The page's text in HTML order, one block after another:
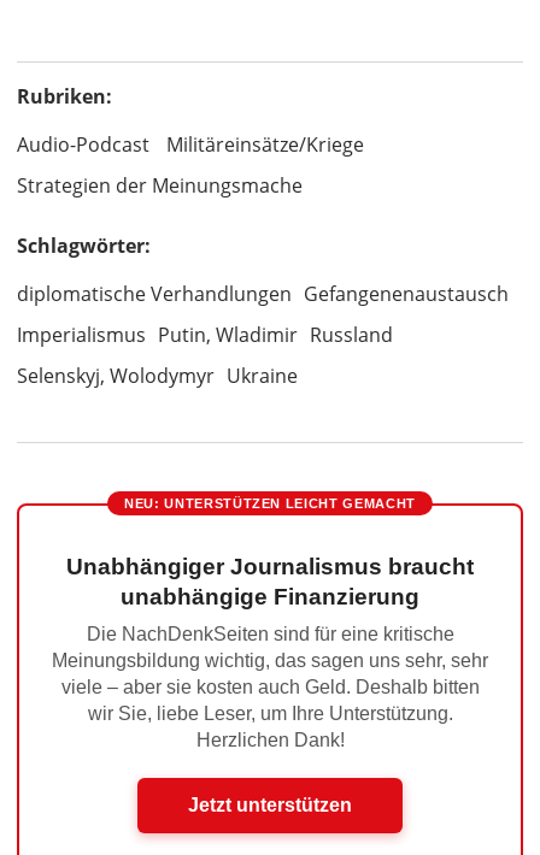
Rubriken:
Audio-Podcast
Militäreinsätze/Kriege
Strategien der Meinungsmache
Schlagwörter:
diplomatische Verhandlungen Gefangenenaustausch
Imperialismus Putin, Wladimir Russland
Selenskyj, Wolodymyr Ukraine
NEU: UNTERSTÜTZEN LEICHT GEMACHT
Unabhängiger Journalismus braucht
unabhängige Finanzierung
Die NachDenkSeiten sind für eine kritische
Meinungsbildung wichtig, das sagen uns sehr, sehr
viele – aber sie kosten auch Geld. Deshalb bitten
wir Sie, liebe Leser, um Ihre Unterstützung.
Herzlichen Dank!
Jetzt unterstützen